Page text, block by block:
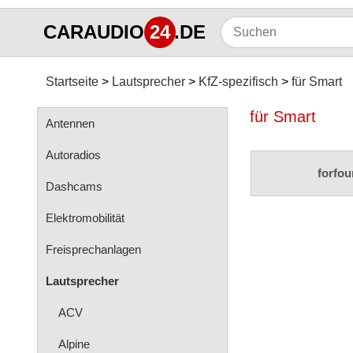
CARAUDIO 24.DE
Startseite Lautsprecher KfZ-spezifisch für Smart
Antennen
Autoradios
Dashcams
Elektromobilität
Freisprechanlagen
Lautsprecher
ACV
Alpine
für Smart